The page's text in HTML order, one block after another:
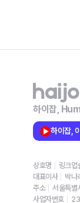
하이잡,
하이잡,
상호명
링크업
대표이사
박나
주소
서울특별
사업자번호